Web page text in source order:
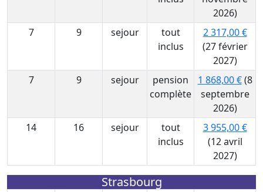
2026)
7
9 sejour
tout
inclus
2 317,00 €
(27 février
2027)
7
9 sejour
pension
complète
1 868,00 €(8
septembre
2026)
14
16 sejour
tout
inclus
3 955,00 €
(12 avril
2027)
Strasbourg